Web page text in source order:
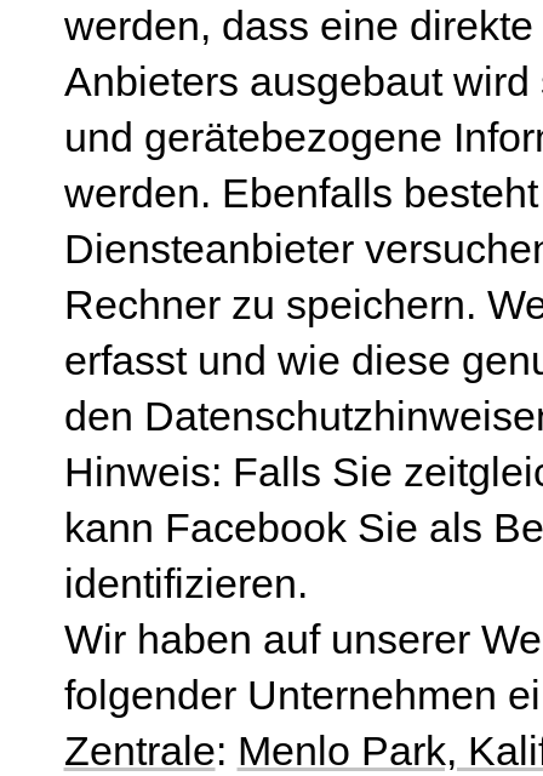
werden, dass eine
Anbieters ausgebaut
und gerätebezogene
werden. Ebenfalls
Diensteanbieter
Rechner zu speichern.
erfasst und wie diese
den
Hinweis: Falls Sie
kann Facebook Sie als
identifizieren.
Wir haben auf unserer
folgender Unternehmen
Zentrale: Menlo Park,